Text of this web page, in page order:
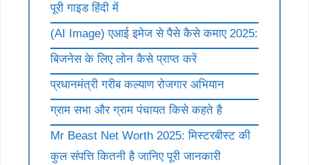
पूरी गाइड हिंदी में
(AI Image) एआई इमेज से पैसे कैसे कमाए 2025:
बिजनेस के लिए लोन कैसे प्राप्त करें
प्रधानमंत्री गरीब कल्याण रोजगार अभियान
ग्राम सभा और ग्राम पंचायत किसे कहते है
Mr Beast Net Worth 2025: मिस्टरबीस्ट की
कुल संपत्ति कितनी है जानिए पूरी जानकारी